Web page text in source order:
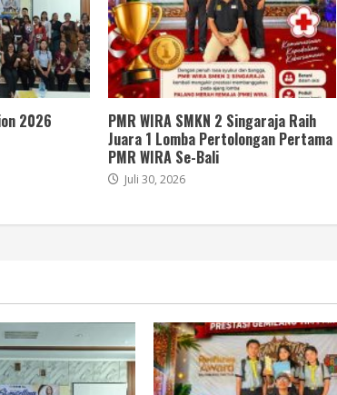
2026
PMR WIRA SMKN 2 Singaraja Raih
Juara 1 Lomba Pertolongan Pertama
PMR WIRA Se-Bali
Juli 30, 2026